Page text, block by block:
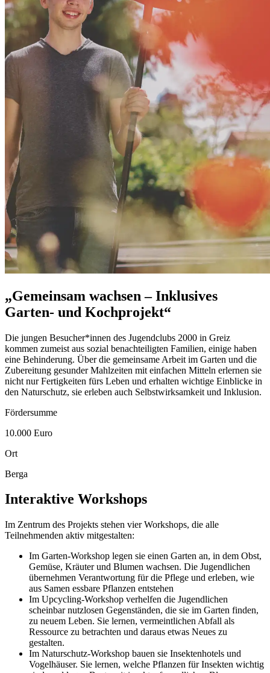
„Gemeinsam wachsen – Inklusives
Garten- und Kochprojekt“
Die jungen Besucher*innen des Jugendclubs 2000 in Greiz
kommen zumeist aus sozial benachteiligten Familien, einige haben
eine Behinderung. Über die gemeinsame Arbeit im Garten und die
Zubereitung gesunder Mahlzeiten mit einfachen Mitteln erlernen sie
nicht nur Fertigkeiten fürs Leben und erhalten wichtige Einblicke in
den Naturschutz, sie erleben auch Selbstwirksamkeit und Inklusion.
Fördersumme
10.000 Euro
Ort
Berga
Interaktive Workshops
Im Zentrum des Projekts stehen vier Workshops, die alle
Teilnehmenden aktiv mitgestalten:
Im Garten-Workshop legen sie einen Garten an, in dem Obst,
Gemüse, Kräuter und Blumen wachsen. Die Jugendlichen
übernehmen Verantwortung für die Pflege und erleben, wie
aus Samen essbare Pflanzen entstehen
Im Upcycling-Workshop verhelfen die Jugendlichen
scheinbar nutzlosen Gegenständen, die sie im Garten finden,
zu neuem Leben. Sie lernen, vermeintlichen Abfall als
Ressource zu betrachten und daraus etwas Neues zu
gestalten.
Im Naturschutz-Workshop bauen sie Insektenhotels und
Vogelhäuser. Sie lernen, welche Pflanzen für Insekten wichtig